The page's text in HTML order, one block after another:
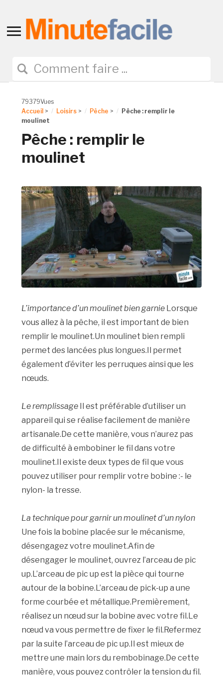
Toggle
navigation
79379Vues
Accueil > Loisirs > Pêche >
Pêche : remplir le
moulinet
Pêche : remplir le
moulinet
L’importance d’un moulinet bien garnie Lorsque
vous allez à la pêche, il est important de bien
remplir le moulinet.Un moulinet bien rempli
permet des lancées plus longues.Il permet
également d’éviter les perruques ainsi que les
nœuds.
Le remplissage Il est préférable d’utiliser un
appareil qui se réalise facilement de manière
artisanale.De cette manière, vous n’aurez pas
de difficulté à embobiner le fil dans votre
moulinet.Il existe deux types de fil que vous
pouvez utiliser pour remplir votre bobine :- le
nylon- la tresse.
La technique pour garnir un moulinet d’un nylon
Une fois la bobine placée sur le mécanisme,
désengagez votre moulinet.Afin de
désengager le moulinet, ouvrez l’arceau de pic
up.L’arceau de pic up est la pièce qui tourne
autour de la bobine.L’arceau de pick-up a une
forme courbée et métallique.Premièrement,
réalisez un nœud sur la bobine avec votre fil.Le
nœud va vous permettre de fixer le fil.Refermez
par la suite l’arceau de pic up.Il est mieux de
mettre une main lors du rembobinage.De cette
manière, vous pouvez contrôler la tension du fil.